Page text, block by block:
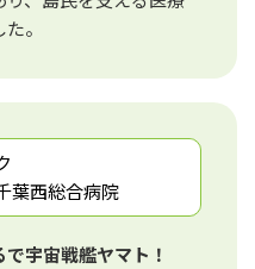
。
葉西総合病院
宇宙戦艦ヤマト！